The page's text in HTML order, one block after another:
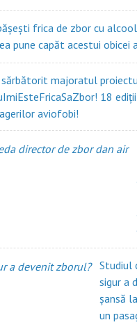
frica de zbor cu
pune capăt acestui obicei
sărbătorit majoratul
18
aviofobi!
Studiul
sigur a
șansă
un